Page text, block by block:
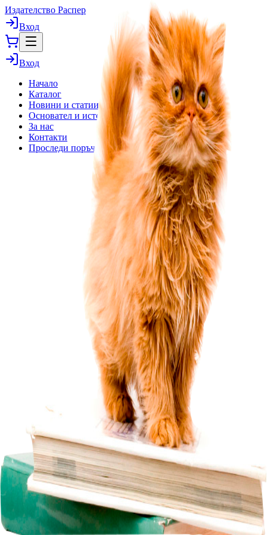
Издателство Распер
Вход
Вход
Начало
Каталог
Новини и статии
Основател и история
За нас
Контакти
Проследи поръчка